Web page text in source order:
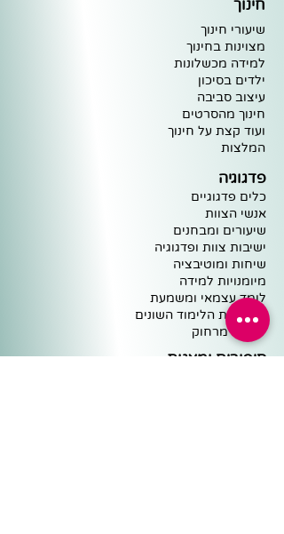
חינוך
שיעורי חינוך
מצוינות בחינוך
למידה מכשלונות
ילדים בסיכון
עיצוב סביבה
חינוך מהסרטים
ועוד קצת על חינוך
המלצות
פדגוגיה
כלים פדגוגיים
אנשי הצוות
שיעורים ומבחנים
ישיבות צוות ופדגוגיה
שיחות ומוטיבציה
מיומנויות למידה
לומד עצמאי ומשמעת
מקצועות הלימוד השונים
למידה מרחוק
סיפורים ומצגות